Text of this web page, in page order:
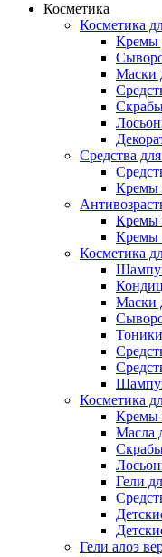
Косметика
Косметика
Кремы
Маски
Средства
Кремы
Кремы
Кремы
Косметика
Маски
Косметика
Кремы
Масла
Гели
Гели алоэ